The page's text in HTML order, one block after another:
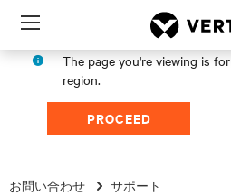
Menu
The page you're viewing is for
region.
PROCEED
お問い合わせ サポート